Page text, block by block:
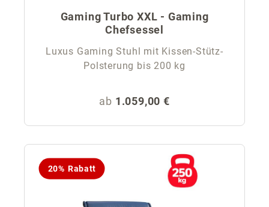
Gaming Turbo XXL - Gaming
Chefsessel
Luxus Gaming Stuhl mit Kissen-Stütz-
Polsterung bis 200 kg
Regulärer Preis:
ab 1.059,00 €
20% Rabatt